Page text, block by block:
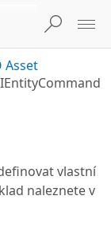
Asset
IEntityCommand
vlastní
naleznete v